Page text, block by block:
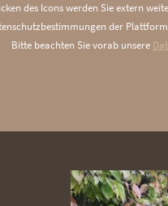
des Icons werden Sie extern
der
Bitte beachten Sie vorab unsere